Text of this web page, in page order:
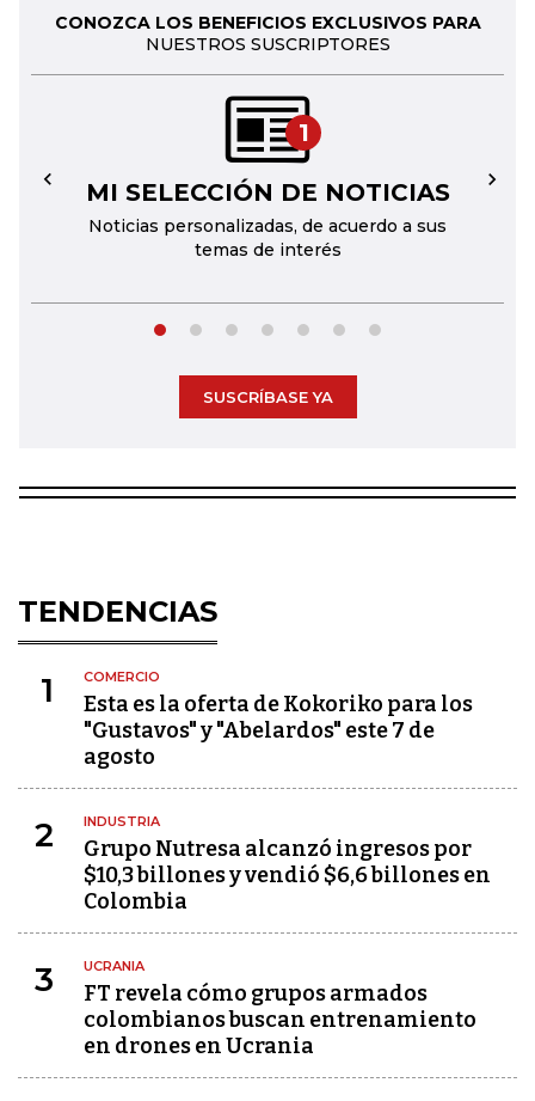
CONOZCA LOS BENEFICIOS EXCLUSIVOS PARA
NUESTROS SUSCRIPTORES
1
MI SELECCIÓN DE NOTICIAS
Noticias personalizadas, de acuerdo a sus
temas de interés
← →
SUSCRÍBASE YA
TENDENCIAS
1 COMERCIO
Esta es la oferta de Kokoriko para los
"Gustavos" y "Abelardos" este 7 de
agosto
2 INDUSTRIA
Grupo Nutresa alcanzó ingresos por
$10,3 billones y vendió $6,6 billones en
Colombia
3 UCRANIA
FT revela cómo grupos armados
colombianos buscan entrenamiento
en drones en Ucrania